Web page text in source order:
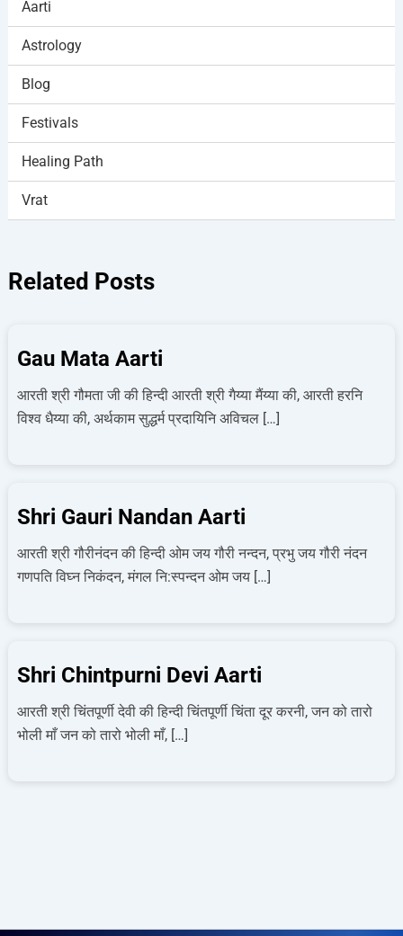
Aarti
Astrology
Blog
Festivals
Healing Path
Vrat
Related Posts
Gau Mata Aarti
आरती श्री गौमता जी की हिन्दी आरती श्री गैय्या मैंय्या की, आरती हरनि
विश्‍व धैय्या की, अर्थकाम सुद्धर्म प्रदायिनि अविचल […]
Shri Gauri Nandan Aarti
आरती श्री गौरीनंदन की हिन्दी ओम जय गौरी नन्दन, प्रभु जय गौरी नंदन
गणपति विघ्न निकंदन, मंगल नि:स्पन्दन ओम जय […]
Shri Chintpurni Devi Aarti
आरती श्री चिंतपूर्णी देवी की हिन्दी चिंतपूर्णी चिंता दूर करनी, जन को तारो
भोली माँ जन को तारो भोली माँ, […]